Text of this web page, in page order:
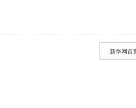
新华网首